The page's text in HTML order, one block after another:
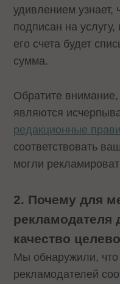
удивлением узнает,
подписан на
его счета будет
сумма.
Обратите
являются
редакционные
соответствовать
могли
2. Почему для
рекламодателя
качество
Мы обнаружили, что
рекламодателей